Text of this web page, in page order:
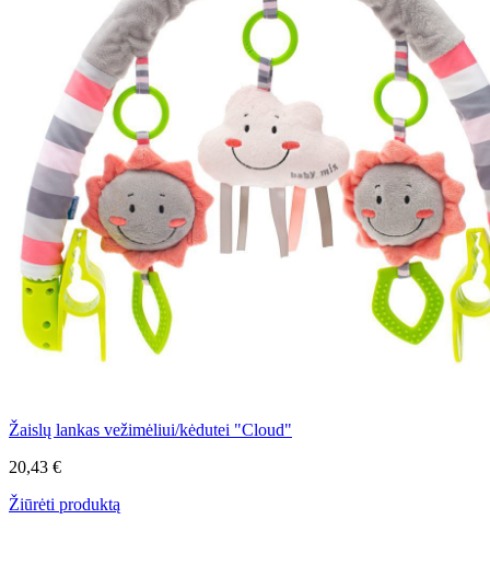
Žaislų lankas vežimėliui/kėdutei "Cloud"
20,43 €
Žiūrėti produktą